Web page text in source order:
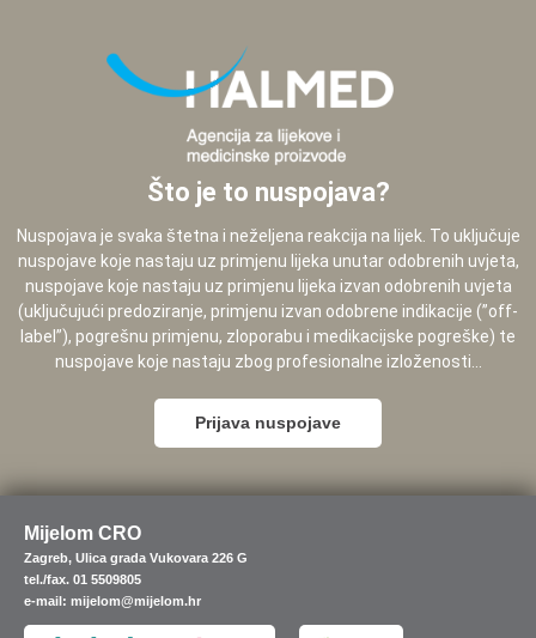
Što je to nuspojava?
Nuspojava je svaka štetna i neželjena reakcija na lijek. To uključuje
nuspojave koje nastaju uz primjenu lijeka unutar odobrenih uvjeta,
nuspojave koje nastaju uz primjenu lijeka izvan odobrenih uvjeta
(uključujući predoziranje, primjenu izvan odobrene indikacije (”off-
label”), pogrešnu primjenu, zloporabu i medikacijske pogreške) te
nuspojave koje nastaju zbog profesionalne izloženosti...
Prijava nuspojave
Mijelom CRO
Zagreb, Ulica grada Vukovara 226 G
tel./fax. 01 5509805
e-mail: mijelom@mijelom.hr